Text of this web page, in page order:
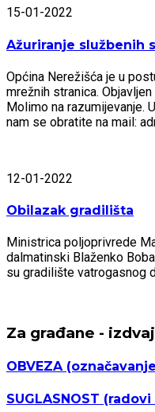
15-01-2022
Ažuriranje službenih
Općina Nerežišća je u
mrežnih stranica.
Molimo na razumijevanje.
nam se obratite na mail:
12-01-2022
Obilazak gradilišta
Ministrica poljoprivrede
dalmatinski Blaženko
su gradilište vatrogasnog
Za građane -
OBVEZA
SUGLASNOST (radovi